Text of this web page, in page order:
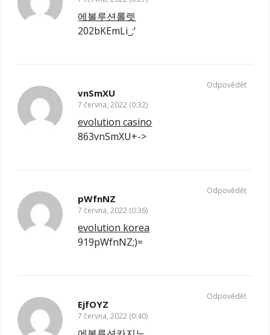
에볼루션롤렛
202bKEmLi_;‘
vnSmXU
7 června, 2022 (0:32)
evolution casino
863vnSmXU+->
Odpovědět
pWfnNZ
7 června, 2022 (0:36)
evolution korea
919pWfnNZ;)=
Odpovědět
EjfOYZ
7 června, 2022 (0:40)
Odpovědět